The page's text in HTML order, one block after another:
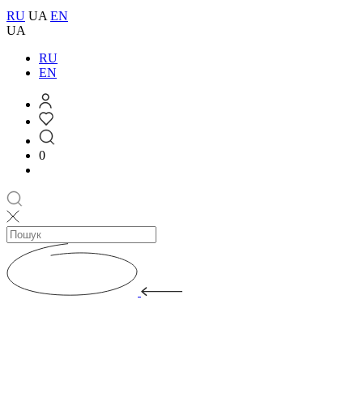
RU UA EN
UA
RU
EN
0